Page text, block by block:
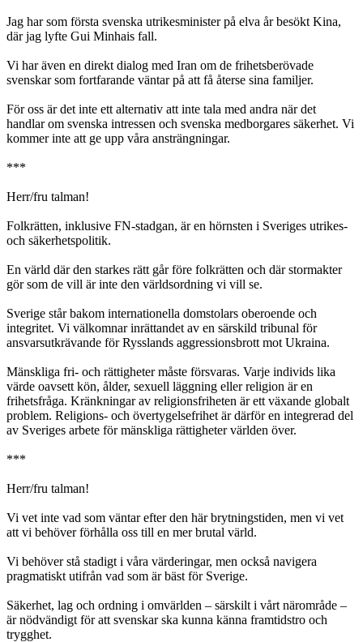
Jag har som första svenska utrikesminister på elva år besökt Kina,
där jag lyfte Gui Minhais fall.
Vi har även en direkt dialog med Iran om de frihetsberövade
svenskar som fortfarande väntar på att få återse sina familjer.
För oss är det inte ett alternativ att inte tala med andra när det
handlar om svenska intressen och svenska medborgares säkerhet. Vi
kommer inte att ge upp våra ansträngningar.
***
Herr/fru talman!
Folkrätten, inklusive FN-stadgan, är en hörnsten i Sveriges utrikes-
och säkerhetspolitik.
En värld där den starkes rätt går före folkrätten och där stormakter
gör som de vill är inte den världsordning vi vill se.
Sverige står bakom internationella domstolars oberoende och
integritet. Vi välkomnar inrättandet av en särskild tribunal för
ansvarsutkrävande för Rysslands aggressionsbrott mot Ukraina.
Mänskliga fri- och rättigheter måste försvaras. Varje individs lika
värde oavsett kön, ålder, sexuell läggning eller religion är en
frihetsfråga. Kränkningar av religionsfriheten är ett växande globalt
problem. Religions- och övertygelsefrihet är därför en integrerad del
av Sveriges arbete för mänskliga rättigheter världen över.
***
Herr/fru talman!
Vi vet inte vad som väntar efter den här brytningstiden, men vi vet
att vi behöver förhålla oss till en mer brutal värld.
Vi behöver stå stadigt i våra värderingar, men också navigera
pragmatiskt utifrån vad som är bäst för Sverige.
Säkerhet, lag och ordning i omvärlden – särskilt i vårt närområde –
är nödvändigt för att svenskar ska kunna känna framtidstro och
trygghet.